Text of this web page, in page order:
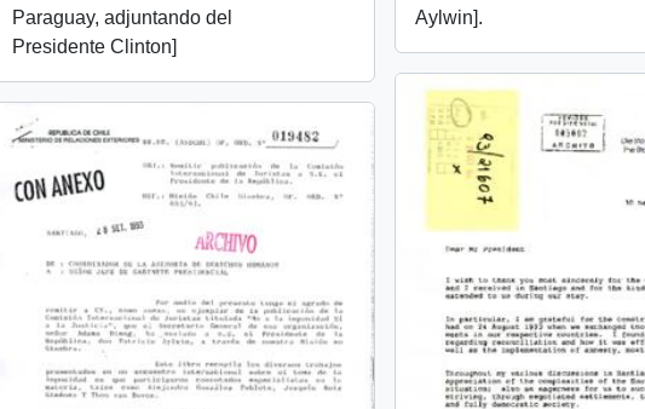
Aylwin].
Paraguay, adjuntando del
Presidente Clinton]